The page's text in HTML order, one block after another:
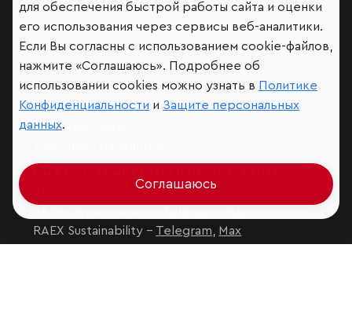
Аналитика
Контактная информация
Подписаться на рассылку
Обратная связь
RAEX Sustainability – Telegram Max
для обеспечения быстрой работы сайта и оценки
его использования через сервисы веб-аналитики.
Если Вы согласны с использованием cookie-файлов,
нажмите «Соглашаюсь». Подробнее об
использовании cookies можно узнать в Политике
Конфиденциальности и Защите персональных
данных.
Соглашаюсь